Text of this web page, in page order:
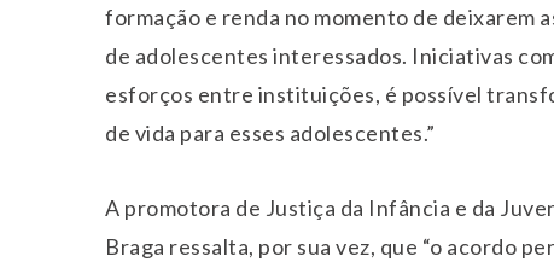
formação e renda no momento de deixarem
de adolescentes interessados. Iniciativas
esforços entre instituições, é possível
de vida para esses adolescentes.”
A promotora de Justiça da Infância e da
Braga ressalta, por sua vez, que “o acordo